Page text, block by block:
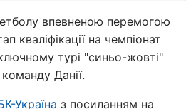
впевненою перемогою
кваліфікації на чемпіонат
турі "синьо-жовті"
Данії.
Україна з посиланням на